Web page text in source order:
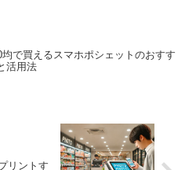
均で買えるスマホポシェットのおすす
活用法
リントす